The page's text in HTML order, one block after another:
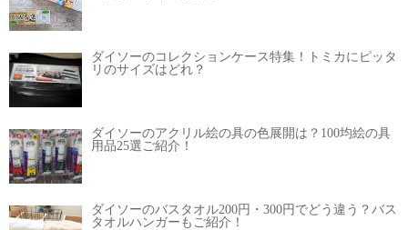
ダイソーのコレクションケース特集！トミカにピッタ
リのサイズはどれ？
ダイソーのアクリル絵の具の色展開は？100均絵の具
用品25選ご紹介！
ダイソーのバスタオル200円・300円でどう違う？バス
タオルハンガーもご紹介！